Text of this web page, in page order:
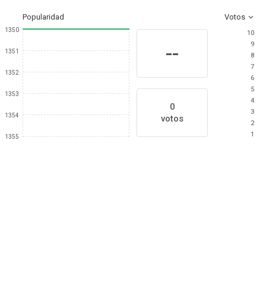
Popularidad Votos
1350
1351
1352
1353
1354
1355
--
0
votos
10
9
8
7
6
5
4
3
2
1